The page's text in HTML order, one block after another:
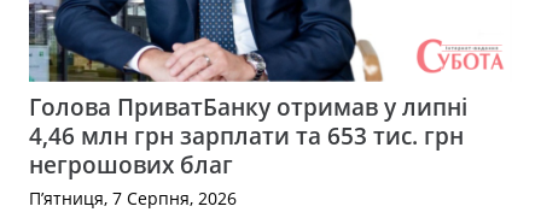
Голова ПриватБанку отримав у липні
4,46 млн грн зарплати та 653 тис. грн
негрошових благ
П’ятниця, 7 Серпня, 2026